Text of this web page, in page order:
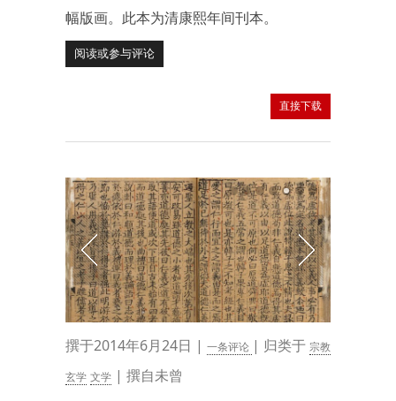
幅版画。此本为清康熙年间刊本。
阅读或参与评论
直接下载
撰于2014年6月24日 | 一条评论 | 归类于 宗教
玄学 文学 | 撰自未曾